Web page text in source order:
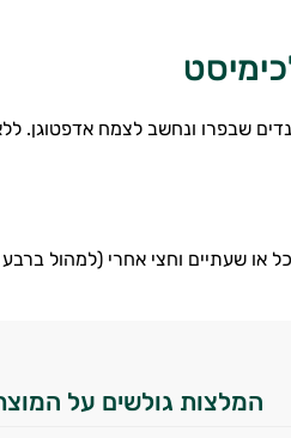
שבפרו ונחשב לצמח אדפטוגן.
המלצות גולשים על